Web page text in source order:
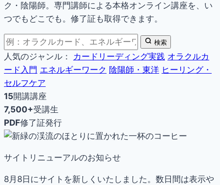
ク・陰陽師。専門講師による本格オンライン講座を、い
つでもどこでも。修了証も取得できます。
検索
人気のジャンル： カードリーディング実践 オラクルカ
ード入門 エネルギーワーク 陰陽師・東洋 ヒーリング・
セルフケア
15開講講座
7,500+受講生
PDF修了証発行
サイトリニューアルのお知らせ
8月8日にサイトを新しくいたしました。数日間は表示や